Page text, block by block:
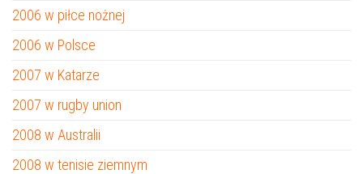
2006 w piłce nożnej
2006 w Polsce
2007 w Katarze
2007 w rugby union
2008 w Australii
2008 w tenisie ziemnym